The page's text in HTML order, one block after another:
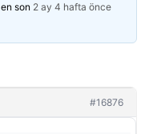
son 2 ay 4 hafta önce
#16876